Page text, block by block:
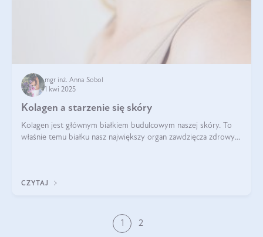
mgr inż. Anna Sobol
1 kwi 2025
Kolagen a starzenie się skóry
Kolagen jest głównym białkiem budulcowym naszej skóry. To
właśnie temu białku nasz największy organ zawdzięcza zdrowy
CZYTAJ
1 2